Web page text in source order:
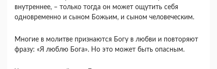
внутреннее, – только тогда он может ощутить себя
одновременно и сыном Божьим, и сыном человеческим.
Многие в молитве признаются Богу в любви и повторяют
фразу: «Я люблю Бога». Но это может быть опасным.